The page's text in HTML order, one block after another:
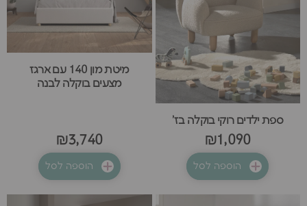
ספת ילדים רוקי בוקלה בז'
₪1,090
הוספה לסל
מיטת מון 140 עם ארגז
מצעים בוקלה לבנה
₪3,740
הוספה לסל